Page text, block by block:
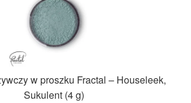
w proszku Fractal – Houseleek,
Sukulent (4 g)